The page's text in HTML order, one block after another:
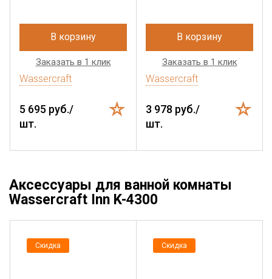
В корзину
Заказать в 1 клик
Wassercraft
5 695 руб./
шт.
В корзину
Заказать в 1 клик
Wassercraft
3 978 руб./
шт.
Аксессуары для ванной комнаты
Wassercraft Inn K-4300
Скидка Скидка